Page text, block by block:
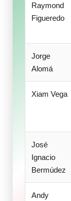
Raymond
Figueredo
Jorge
Alomá
Xiam Vega
José
Ignacio
Bermúdez
Andy